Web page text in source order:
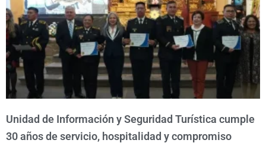
Unidad de Información y Seguridad Turística cumple
30 años de servicio, hospitalidad y compromiso
g
e
g
e
g
e
g
e
g
e